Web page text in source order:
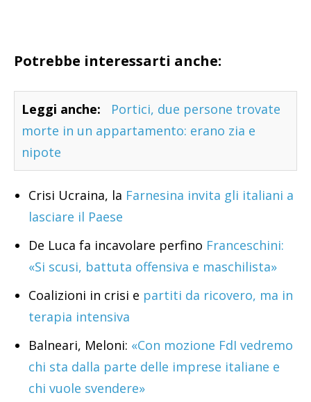
Potrebbe interessarti anche:
Leggi anche:
Portici, due persone trovate
morte in un appartamento: erano zia e
nipote
Crisi Ucraina, la Farnesina invita gli italiani a
lasciare il Paese
De Luca fa incavolare perfino Franceschini:
«Si scusi, battuta offensiva e maschilista»
Coalizioni in crisi e partiti da ricovero, ma in
terapia intensiva
Balneari, Meloni: «Con mozione FdI vedremo
chi sta dalla parte delle imprese italiane e
chi vuole svendere»